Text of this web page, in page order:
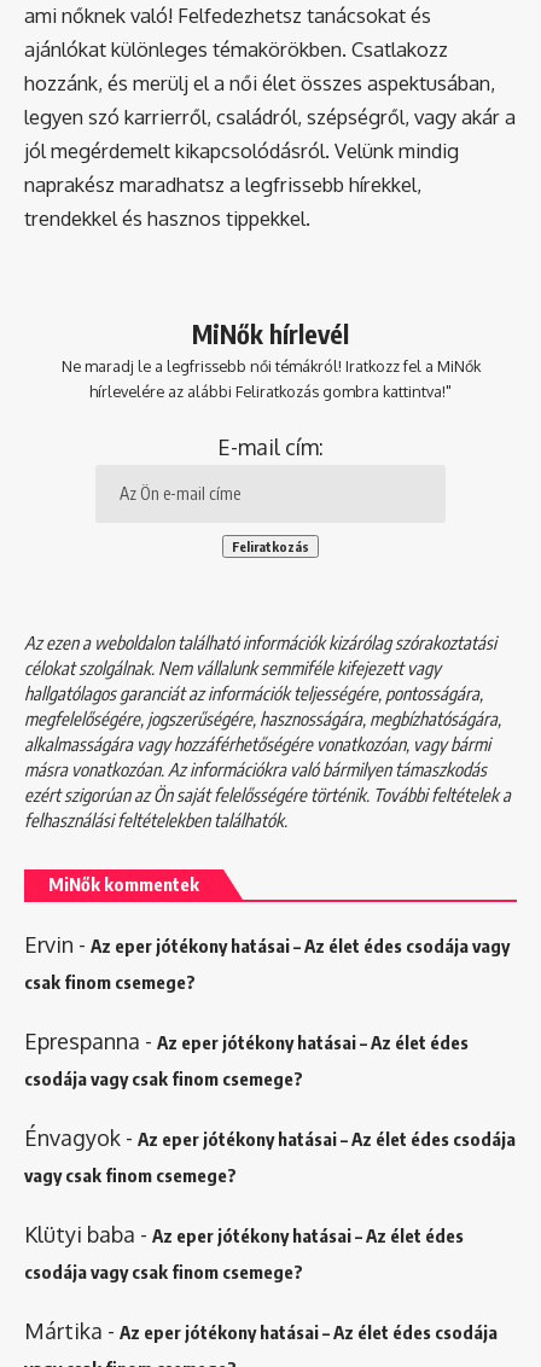
ami nőknek való! Felfedezhetsz tanácsokat és
ajánlókat különleges témakörökben. Csatlakozz
hozzánk, és merülj el a női élet összes aspektusában,
legyen szó karrierről, családról, szépségről, vagy akár a
jól megérdemelt kikapcsolódásról. Velünk mindig
naprakész maradhatsz a legfrissebb hírekkel,
trendekkel és hasznos tippekkel.
MiNők hírlevél
Ne maradj le a legfrissebb női témákról! Iratkozz fel a MiNők
hírlevelére az alábbi Feliratkozás gombra kattintva!"
E-mail cím:
Az ezen a weboldalon található információk kizárólag szórakoztatási
célokat szolgálnak. Nem vállalunk semmiféle kifejezett vagy
hallgatólagos garanciát az információk teljességére, pontosságára,
megfelelőségére, jogszerűségére, hasznosságára, megbízhatóságára,
alkalmasságára vagy hozzáférhetőségére vonatkozóan, vagy bármi
másra vonatkozóan. Az információkra való bármilyen támaszkodás
ezért szigorúan az Ön saját felelősségére történik. További feltételek a
felhasználási feltételekbentalálhatók.
MiNők kommentek
Ervin - Az eper jótékony hatásai – Az élet édes csodája vagy
csak finom csemege?
Eprespanna - Az eper jótékony hatásai – Az élet édes
csodája vagy csak finom csemege?
Énvagyok - Az eper jótékony hatásai – Az élet édes csodája
vagy csak finom csemege?
Klütyi baba - Az eper jótékony hatásai – Az élet édes
csodája vagy csak finom csemege?
Mártika - Az eper jótékony hatásai – Az élet édes csodája